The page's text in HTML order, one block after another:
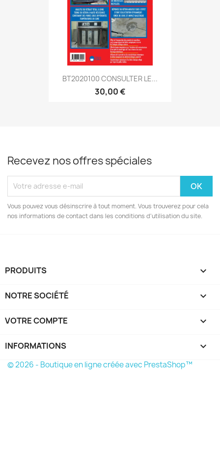
BT2020100 CONSULTER LE...
30,00 €
Recevez nos offres spéciales
Vous pouvez vous désinscrire à tout moment. Vous trouverez pour cela
nos informations de contact dans les conditions d'utilisation du site.
PRODUITS 
NOTRE SOCIÉTÉ 
VOTRE COMPTE 
INFORMATIONS keyboard_arrow_down
© 2026 - Boutique en ligne créée avec PrestaShop™